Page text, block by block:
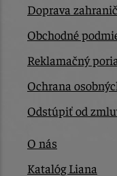
Doprava
Obchodné
Reklamačný
Ochrana
Odstúpiť od
O nás
Katalóg Liana